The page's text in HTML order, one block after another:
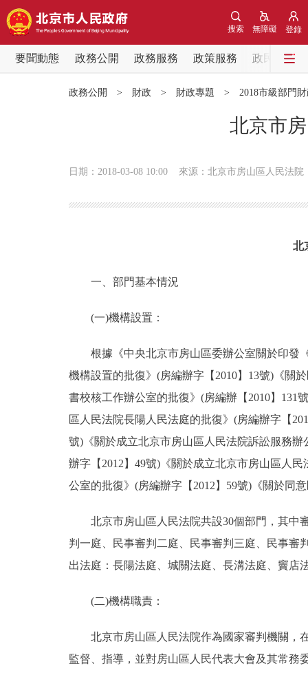
登錄
無障礙
搜索
要聞動態 政務公開 政務服務 政策服務
政民互動
政務服務
個人服務
12345網上接訴即辦
參與調查
走進北京
政務公開 > 財政 > 財政專題 > 2018市級部門
北京市
日期：2018-03-08 10:00 來源：北京市房山區人民法院
北
一、部門基本情況
(一)機構設置：
根據《中央北京市房山區委辦公室關於印發《
機構設置的批復》(房編辦字【2010】13號)《關
書校核工作辦公室的批復》(房編辦【2010】131
區人民法院長陽人民法庭的批復》(房編辦字【
號)《關於成立北京市房山區人民法院訴訟服務
辦字【2012】49號)《關於成立北京市房山區人
公室的批復》(房編辦字【2012】59號)《關於同
北京市房山區人民法院共設30個部門，其中審
判一庭、民事審判二庭、民事審判三庭、民事審
出法庭：長陽法庭、城關法庭、長溝法庭、竇店
(二)機構職責：
北京市房山區人民法院作為國家審判機關，在
監督、指導，並對房山區人民代表大會及其常務